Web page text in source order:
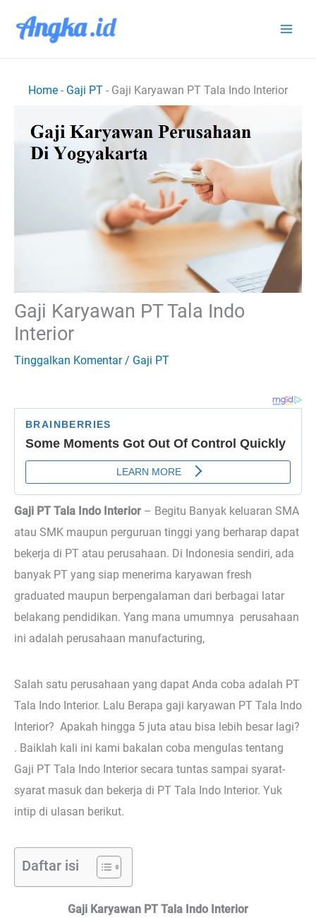
Home - Gaji PT - Gaji Karyawan PT Tala Indo Interior
Gaji Karyawan PT Tala Indo
Interior
Tinggalkan Komentar / Gaji PT
Gaji PT Tala Indo Interior – Begitu Banyak keluaran SMA
atau SMK maupun perguruan tinggi yang berharap dapat
bekerja di PT atau perusahaan. Di Indonesia sendiri, ada
banyak PT yang siap menerima karyawan fresh
graduated maupun berpengalaman dari berbagai latar
belakang pendidikan. Yang mana umumnya perusahaan
ini adalah perusahaan manufacturing,
Salah satu perusahaan yang dapat Anda coba adalah PT
Tala Indo Interior. Lalu Berapa gaji karyawan PT Tala Indo
Interior? Apakah hingga 5 juta atau bisa lebih besar lagi?
. Baiklah kali ini kami bakalan coba mengulas tentang
Gaji PT Tala Indo Interior secara tuntas sampai syarat-
syarat masuk dan bekerja di PT Tala Indo Interior. Yuk
intip di ulasan berikut.
Daftar isi
Gaji Karyawan PT Tala Indo Interior